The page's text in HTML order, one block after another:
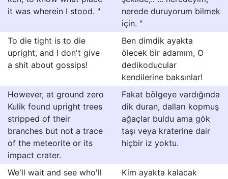
it was wherein I stood. "
nerede duruyorum bilmek
için. "
To die tight is to die
upright, and I don't give
a shit about gossips!
Ben dimdik ayakta
ölecek bir adamım, O
dedikoducular
kendilerine baksınlar!
However, at ground zero
Kulik found upright trees
stripped of their
branches but not a trace
of the meteorite or its
impact crater.
Fakat bölgeye vardığında
dik duran, dalları kopmuş
ağaçlar buldu ama gök
taşı veya kraterine dair
hiçbir iz yoktu.
We'll wait and see who'll
Kim ayakta kalacak